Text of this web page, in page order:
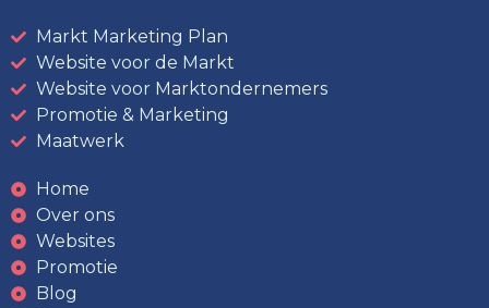
Markt Marketing Plan
Website voor de Markt
Website voor Marktondernemers
Promotie & Marketing
Maatwerk
Home
Over ons
Websites
Promotie
Blog